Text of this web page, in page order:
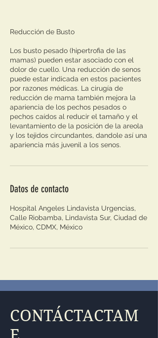
Reducción de Busto
Los busto pesado (hipertrofia de las
mamas) pueden estar asociado con el
dolor de cuello. Una reducción de senos
puede estar indicada en estos pacientes
por razones médicas. La cirugía de
reducción de mama también mejora la
apariencia de los pechos pesados o
pechos caídos al reducir el tamaño y el
levantamiento de la posición de la areola
y los tejidos circundantes, dandole así una
apariencia más juvenil a los senos.
Datos de contacto
Hospital Angeles Lindavista Urgencias,
Calle Riobamba, Lindavista Sur, Ciudad de
México, CDMX, México
CONTÁCTACTAM